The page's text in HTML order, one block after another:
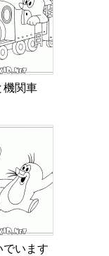
機関車
でいます